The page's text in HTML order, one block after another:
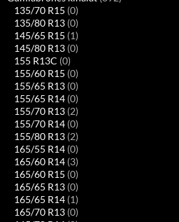
135/70 R15 (0)
135/80 R13 (0)
145/65 R15 (1)
145/80 R13 (0)
155 R13C (0)
155/60 R15 (0)
155/65 R13 (0)
155/65 R14 (0)
155/70 R13 (2)
155/70 R14 (0)
155/80 R13 (2)
165/55 R14 (0)
165/60 R14 (3)
165/60 R15 (0)
165/65 R13 (0)
165/65 R14 (1)
165/70 R13 (0)